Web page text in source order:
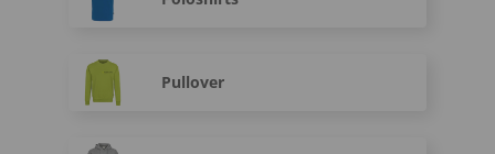
Pullover